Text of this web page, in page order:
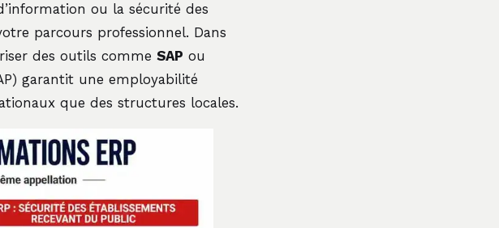
ou la sécurité des
parcours professionnel. Dans
des outils comme SAP ou
garantit une employabilité
que des structures locales.